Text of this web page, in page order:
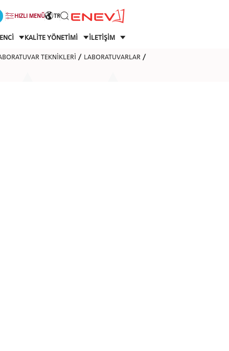
HIZLI MENÜ TR
KALİTE YÖNETİMİ İLETİŞİM
TEKNİKLERİ LABORATUVARLAR